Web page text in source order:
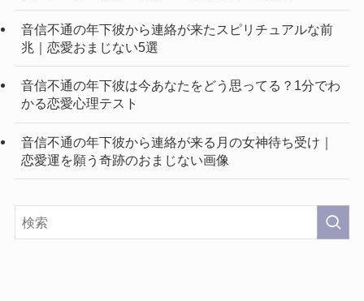
音信不通の年下彼から連絡が来たスピリチュアルな前
兆｜恋愛おまじない5選
音信不通の年下彼は今あなたをどう思ってる？1分でわ
かる恋愛心理テスト
音信不通の年下彼から連絡が来る月の女神待ち受け｜
恋愛運を願う奇跡のおまじない画像